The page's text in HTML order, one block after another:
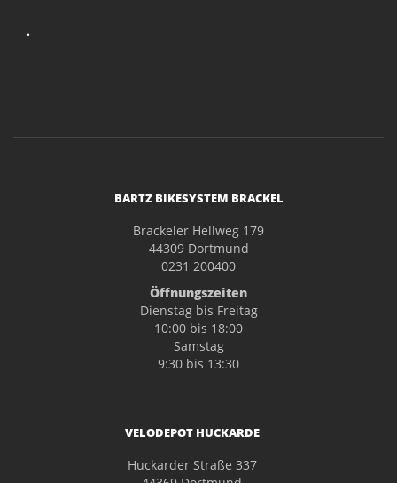
.
BARTZ BIKESYSTEM BRACKEL
Brackeler Hellweg 179
44309 Dortmund
0231 200400
Öffnungszeiten
Dienstag bis Freitag
10:00 bis 18:00
Samstag
9:30 bis 13:30
VELODEPOT HUCKARDE
Huckarder Straße 337